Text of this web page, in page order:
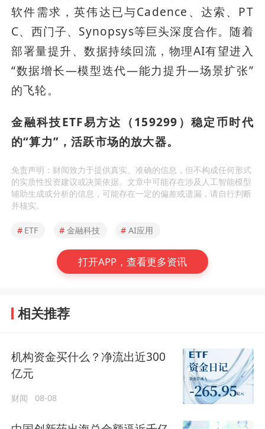
软件需求，英伟达已与Cadence、达索、PT
C、西门子、Synopsys等巨头深度合作。随着
部署量提升、数据持续回流，物理AI有望进入
“数据增长—模型迭代—能力提升—场景扩张”
的飞轮。
金融科技ETF易方达（159299）稳定币时代
的“算力”，活跃市场的放大器。
免责声明：财闻致力于提供真实、准确的信息，但不构成任何形式
的实质性投资建议或决策依据。文章中可能存在涉及人工智能模型
辅助生成或分析的信息，可能存在一定的偏差或遗漏，请自行判断
并核实。
# ETF # 金融科技 # AI应用
打开APP，查看更多资讯
相关推荐
机构资金买什么？净流出近300
亿元
财闻 08-08